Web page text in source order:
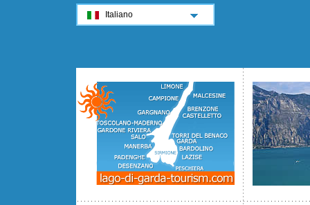
Italiano